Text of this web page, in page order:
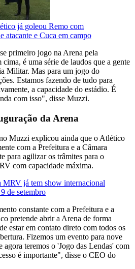
já goleou Remo com
atacante e Cuca em campo
primeiro jogo na Arena pela
é uma série de laudos que a gente
Militar. Mas para um jogo do
Estamos fazendo de tudo para
a capacidade do estádio. É
com isso", disse Muzzi.
da Arena
Muzzi explicou ainda que o Atlético
com a Prefeitura e a Câmara
para agilizar os trâmites para o
com capacidade máxima.
MRV já tem show internacional
de setembro
constante com a Prefeitura e a
pretende abrir a Arena de forma
estar em contato direto com todos os
Fizemos um evento para nove
teremos o 'Jogo das Lendas' com
é importante", disse o CEO do